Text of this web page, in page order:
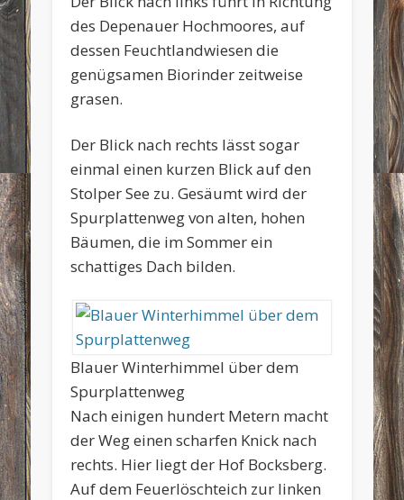
des Depenauer Hochmoores, auf
dessen Feuchtlandwiesen die
genügsamen Biorinder zeitweise
grasen.
Der Blick nach rechts lässt sogar
einmal einen kurzen Blick auf den
Stolper See zu. Gesäumt wird der
Spurplattenweg von alten, hohen
Bäumen, die im Sommer ein
schattiges Dach bilden.
Blauer Winterhimmel über dem
Spurplattenweg
Nach einigen hundert Metern macht
der Weg einen scharfen Knick nach
rechts. Hier liegt der Hof Bocksberg.
Auf dem Feuerlöschteich zur linken